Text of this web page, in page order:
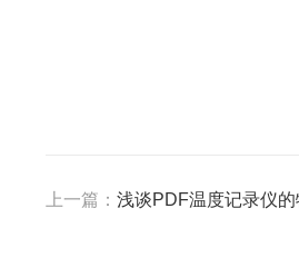
上一篇： 浅谈PDF温度记录仪的